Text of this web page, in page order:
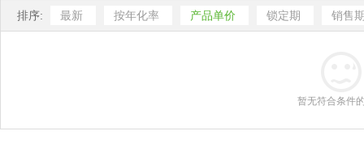
排序: 最新 按年化率 产品单价 锁定期 销售
暂无符合条件